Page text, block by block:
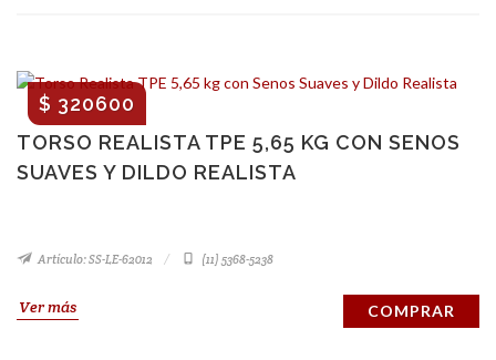
TORSO REALISTA TPE 5,65 KG CON SENOS
SUAVES Y DILDO REALISTA
$ 320600
Artículo: SS-LE-62012 (11) 5368-5238
Ver más COMPRAR